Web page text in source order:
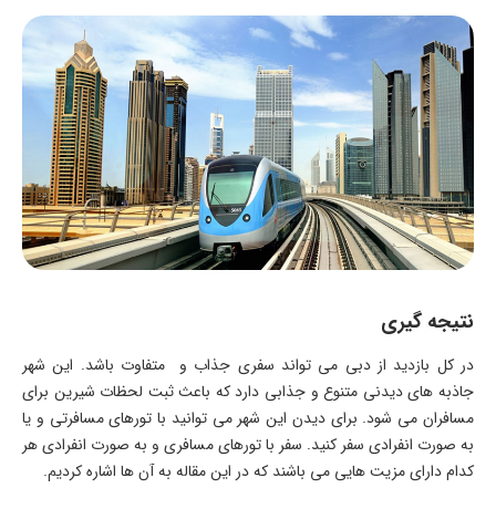
نتیجه گیری
در کل بازدید از دبی می ‌تواند سفری جذاب و متفاوت باشد. این شهر
جاذبه ‌های دیدنی متنوع و جذابی دارد که باعث ثبت لحظات شیرین برای
مسافران می شود. برای دیدن این شهر می توانید با تورهای مسافرتی و یا
به صورت ‏انفرادی سفر کنید. سفر با تورهای مسافری و به صورت انفرادی هر
کدام دارای مزیت هایی می باشند که در این مقاله به آن ها اشاره کردیم.